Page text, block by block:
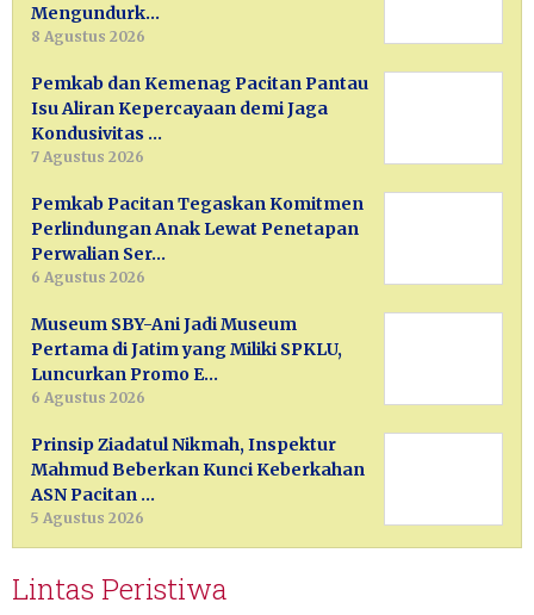
Mengundurk…
8 Agustus 2026
Pemkab dan Kemenag Pacitan Pantau
Isu Aliran Kepercayaan demi Jaga
Kondusivitas …
7 Agustus 2026
Pemkab Pacitan Tegaskan Komitmen
Perlindungan Anak Lewat Penetapan
Perwalian Ser…
6 Agustus 2026
Museum SBY-Ani Jadi Museum
Pertama di Jatim yang Miliki SPKLU,
Luncurkan Promo E…
6 Agustus 2026
Prinsip Ziadatul Nikmah, Inspektur
Mahmud Beberkan Kunci Keberkahan
ASN Pacitan …
5 Agustus 2026
Lintas Peristiwa